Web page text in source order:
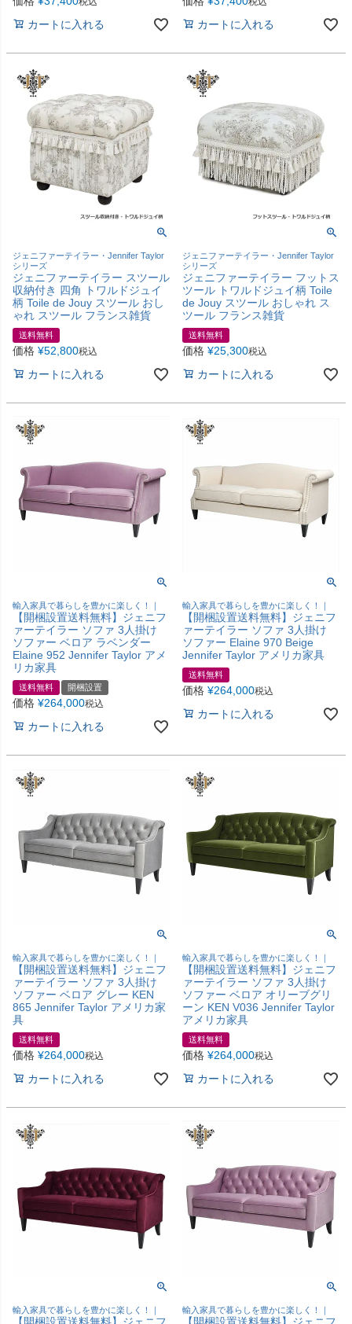
カートに入れる カートに入れる
ジェニファーテイラー・Jennifer Taylor
シリーズ
ジェニファーテイラー スツール
収納付き 四角 トワルドジュイ
柄 Toile de Jouy スツール おし
ゃれ スツール フランス雑貨
送料無料
価格 ¥52,800税込
カートに入れる
ジェニファーテイラー・Jennifer Taylor
シリーズ
ジェニファーテイラー フットス
ツール トワルドジュイ柄 Toile
de Jouy スツール おしゃれ ス
ツール フランス雑貨
送料無料
価格 ¥25,300税込
カートに入れる
輸入家具で暮らしを豊かに楽しく！｜
【開梱設置送料無料】ジェニフ
ァーテイラー ソファ 3人掛け
ソファー ベロア ラベンダー
Elaine 952 Jennifer Taylor アメ
リカ家具
送料無料 開梱設置
価格 ¥264,000税込
カートに入れる
輸入家具で暮らしを豊かに楽しく！｜
【開梱設置送料無料】ジェニフ
ァーテイラー ソファ 3人掛け
ソファー Elaine 970 Beige
Jennifer Taylor アメリカ家具
送料無料
価格 ¥264,000税込
カートに入れる
輸入家具で暮らしを豊かに楽しく！｜
【開梱設置送料無料】ジェニフ
ァーテイラー ソファ 3人掛け
ソファー ベロア グレー KEN
865 Jennifer Taylor アメリカ家
具
送料無料
価格 ¥264,000税込
カートに入れる
輸入家具で暮らしを豊かに楽しく！｜
【開梱設置送料無料】ジェニフ
ァーテイラー ソファ 3人掛け
ソファー ベロア オリーブグリ
ーン KEN V036 Jennifer Taylor
アメリカ家具
送料無料
価格 ¥264,000税込
カートに入れる
輸入家具で暮らしを豊かに楽しく！｜
【開梱設置送料無料】ジェニフ
輸入家具で暮らしを豊かに楽しく！｜
【開梱設置送料無料】ジェニフ